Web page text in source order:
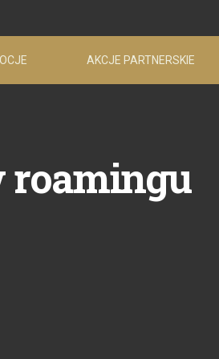
AKCJE PARTNERSKIE
roamingu